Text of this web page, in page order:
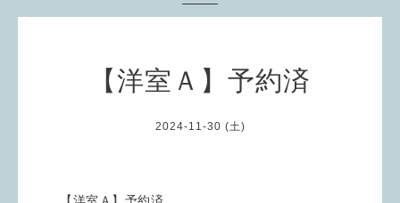
【洋室Ａ】予約済
2024-11-30 (土)